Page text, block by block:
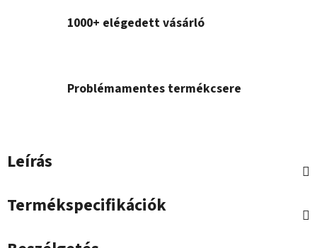
1000+ elégedett vásárló
Problémamentes termékcsere
Leírás
Termékspecifikációk